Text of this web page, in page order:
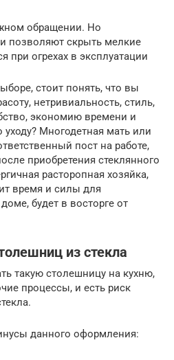
обращении. Но
позволяют скрыть мелкие
при огрехах в эксплуатации
стоит понять, что вы
нетривиальность, стиль,
экономию времени и
Многодетная мать или
пост на работе,
приобретения стеклянного
расторопная хозяйка,
время и силы для
будет в восторге от
из стекла
такую столешницу на кухню,
процессы, и есть риск
данного оформления: